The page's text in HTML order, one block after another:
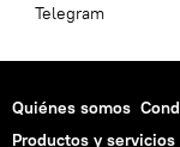
Telegram
Quiénes somos
Productos y servicios